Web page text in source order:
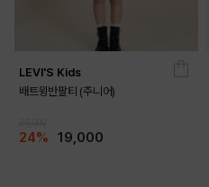
LEVI'S Kids
배트윙반팔티 (주니어)
24% 19,000